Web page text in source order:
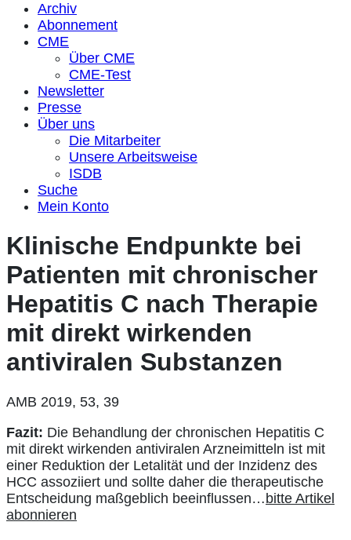
Archiv
Abonnement
CME
Über CME
CME-Test
Newsletter
Presse
Über uns
Die Mitarbeiter
Unsere Arbeitsweise
ISDB
Suche
Mein Konto
Klinische Endpunkte bei
Patienten mit chronischer
Hepatitis C nach Therapie
mit direkt wirkenden
antiviralen Substanzen
AMB 2019, 53, 39
Fazit: Die Behandlung der chronischen Hepatitis C
mit direkt wirkenden antiviralen Arzneimitteln ist mit
einer Reduktion der Letalität und der Inzidenz des
HCC assoziiert und sollte daher die therapeutische
Entscheidung maßgeblich beeinflussen…bitte Artikel
abonnieren